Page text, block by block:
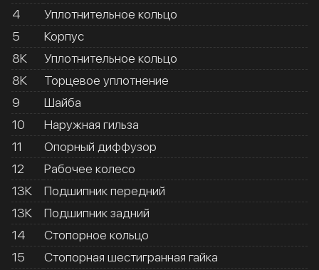
4
Уплотнительное кольцо
5
Корпус
8К
Уплотнительное кольцо
8К
Торцевое уплотнение
9
Шайба
10
Наружная гильза
11
Опорный диффузор
12
Рабочее колесо
13К
Подшипник передний
13К
Подшипник задний
14
Стопорное кольцо
15
Стопорная шестигранная гайка